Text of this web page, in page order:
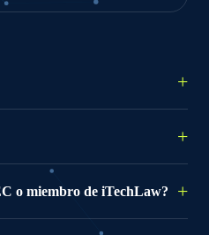
o miembro de iTechLaw?